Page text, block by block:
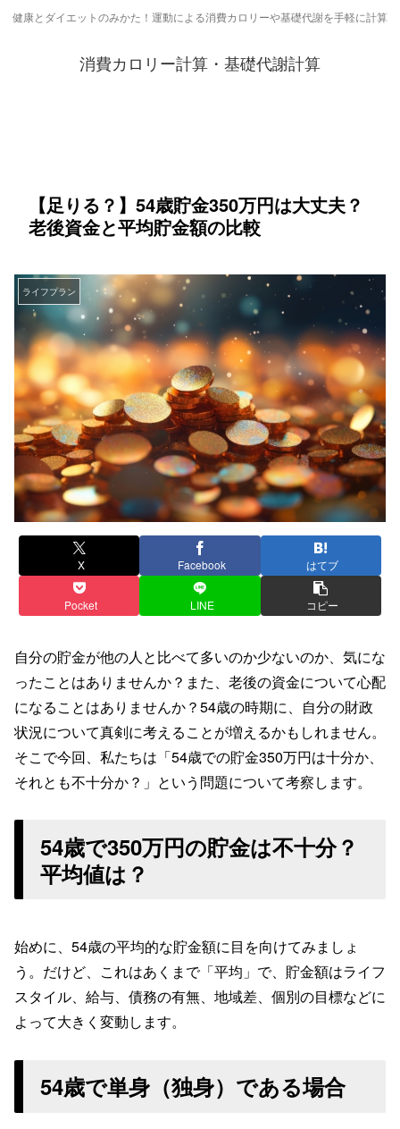
健康とダイエットのみかた！運動による消費カロリーや基礎代謝を手軽に計算
消費カロリー計算・基礎代謝計算
【足りる？】54歳貯金350万円は大丈夫？
老後資金と平均貯金額の比較
ライフプラン
X Facebook はてブ
Pocket LINE コピー
自分の貯金が他の人と比べて多いのか少ないのか、気にな
ったことはありませんか？また、老後の資金について心配
になることはありませんか？54歳の時期に、自分の財政
状況について真剣に考えることが増えるかもしれません。
そこで今回、私たちは「54歳での貯金350万円は十分か、
それとも不十分か？」という問題について考察します。
54歳で350万円の貯金は不十分？
平均値は？
始めに、54歳の平均的な貯金額に目を向けてみましょ
う。だけど、これはあくまで「平均」で、貯金額はライフ
スタイル、給与、債務の有無、地域差、個別の目標などに
よって大きく変動します。
54歳で単身（独身）である場合